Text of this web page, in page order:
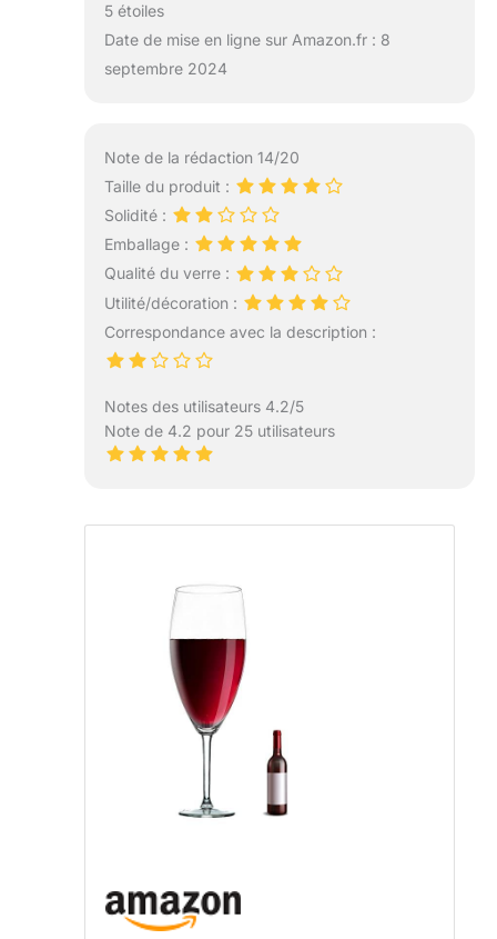
5 étoiles
Date de mise en ligne sur Amazon.fr : 8
septembre 2024
Note de la rédaction 14/20
Taille du produit :
Solidité :
Emballage :
Qualité du verre :
Utilité/décoration :
Correspondance avec la description :
Notes des utilisateurs 4.2/5
Note de 4.2 pour 25 utilisateurs